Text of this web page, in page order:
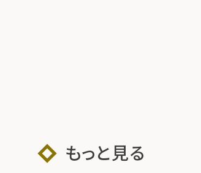
もっと見る